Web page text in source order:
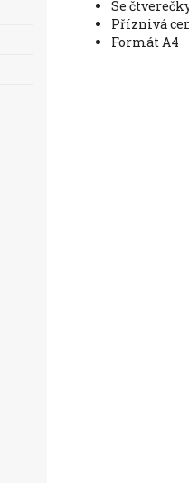
se
příznivá
formát A4